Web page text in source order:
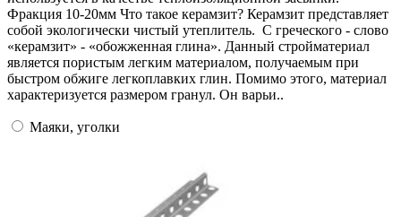
Фракция 10-20мм Что такое керамзит? Керамзит представляет
собой экологически чистый утеплитель. С греческого - слово
«керамзит» - «обожженная глина». Данный стройматериал
является пористым легким материалом, получаемым при
быстром обжиге легкоплавких глин. Помимо этого, материал
характеризуется размером гранул. Он варьи..
Маяки, уголки